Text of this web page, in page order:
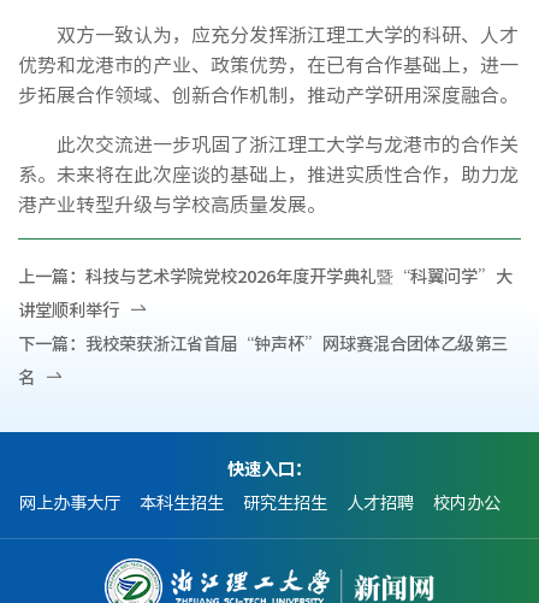
双方一致认为，应充分发挥浙江理工大学的科研、人才
优势和龙港市的产业、政策优势，在已有合作基础上，进一
步拓展合作领域、创新合作机制，推动产学研用深度融合。
此次交流进一步巩固了浙江理工大学与龙港市的合作关
系。未来将在此次座谈的基础上，推进实质性合作，助力龙
港产业转型升级与学校高质量发展。
上一篇： 科技与艺术学院党校2026年度开学典礼暨“科翼问学”大
讲堂顺利举行
下一篇： 我校荣获浙江省首届“钟声杯”网球赛混合团体乙级第三
名
快速入口：
网上办事大厅
本科生招生 研究生招生 人才招聘 校内办公